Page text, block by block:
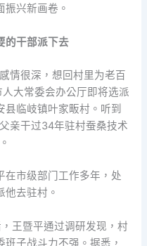
兴新画卷。
的干部派下去
情很深，想回村里为老百
大常委会办公厅即将选派
临岐镇叶家畈村。听到
亲干过34年驻村蚕桑技术
在市级部门工作多年，处
去驻村。
王暨平通过调研发现，村
子战斗力不强。据悉，